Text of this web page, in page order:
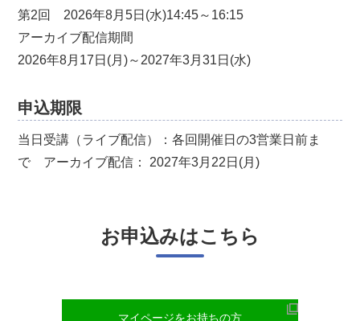
第2回 2026年8月5日(水)14:45～16:15
アーカイブ配信期間
2026年8月17日(月)～2027年3月31日(水)
申込期限
当日受講（ライブ配信）：各回開催日の3営業日前ま
で アーカイブ配信： 2027年3月22日(月)
お申込みはこちら
マイページをお持ちの方